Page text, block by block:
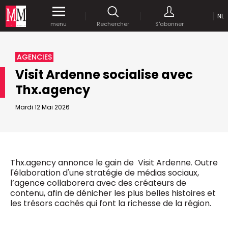
menu Rechercher S'abonner
NL
AGENCIES
Visit Ardenne socialise avec
Thx.agency
Mardi 12 Mai 2026
Thx.agency annonce le gain de Visit Ardenne. Outre
l'élaboration d'une stratégie de médias sociaux,
l’agence collaborera avec des créateurs de
contenu, afin de dénicher les plus belles histoires et
les trésors cachés qui font la richesse de la région.
ENVOYER VOTRE MOT DE PASSE
MEDIA MARKETING
Mix Brussels - Boulevard du Souverain 25 boite 5
1170 Bruxelles - Belgique
E-mail :info@mm.be
Managing Director
Jean-Vianney Philippe
0471 92 01 98
jeanvianney@mm.be
Utilisez lesguillemets("") pour effectuer une
recherche sur les termes exacts (dans le même
ordre et à la suite).
Utilisez lesigne +pour effectuer une recherche
sur les textes comprenants l'ensemble des
Accédezgratuitementà tout notre
Abonnement d’entreprise